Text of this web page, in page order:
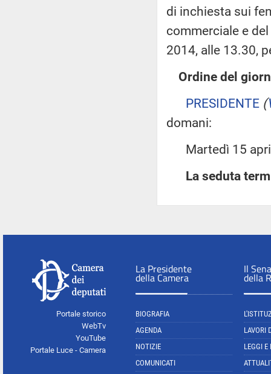
di inchiesta sui
commerciale e
2014, alle 13.30,
Ordine del
PRESIDENTE (
domani:
Martedì 15
La seduta
Portale storico
WebTv
YouTube
Portale Luce - Camera
La Presidente
della Camera
BIOGRAFIA
AGENDA
NOTIZIE
COMUNICATI
Il
della
LAVORI
LEGGI E